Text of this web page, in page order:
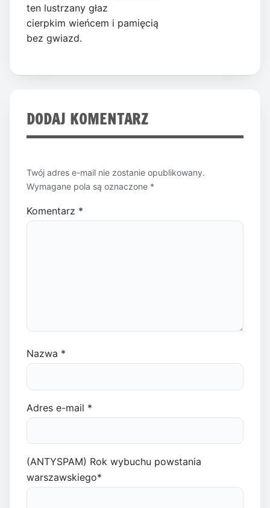
ten lustrzany głaz
cierpkim wieńcem i pamięcią
bez gwiazd.
DODAJ KOMENTARZ
Twój adres e-mail nie zostanie opublikowany.
Wymagane pola są oznaczone *
Komentarz *
Nazwa *
Adres e-mail *
(ANTYSPAM) Rok wybuchu powstania
warszawskiego*